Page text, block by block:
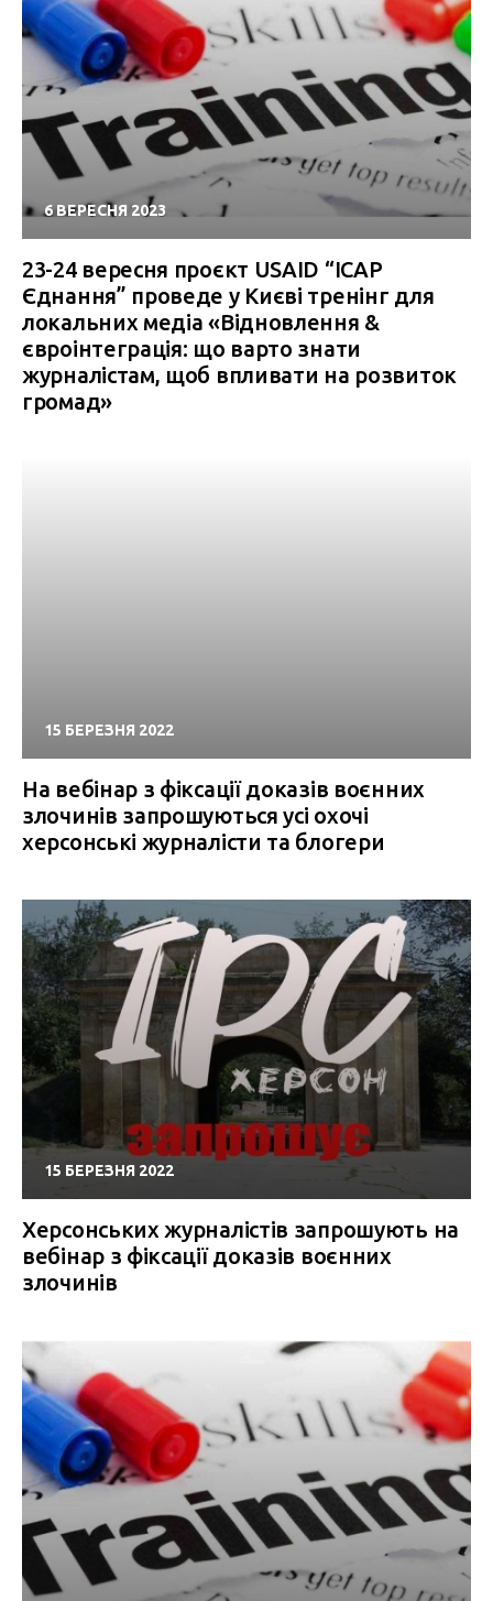
6 ВЕРЕСНЯ 2023
23-24 вересня проєкт USAID “ІСАР
Єднання” проведе у Києві тренінг для
локальних медіа «Відновлення &
євроінтеграція: що варто знати
журналістам, щоб впливати на розвиток
громад»
15 БЕРЕЗНЯ 2022
На вебінар з фіксації доказів воєнних
злочинів запрошуються усі охочі
херсонські журналісти та блогери
15 БЕРЕЗНЯ 2022
Херсонських журналістів запрошують на
вебінар з фіксації доказів воєнних
злочинів